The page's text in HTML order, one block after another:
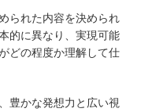
られた内容を決められ
的に異なり、実現可能
どの程度か理解して仕
豊かな発想力と広い視